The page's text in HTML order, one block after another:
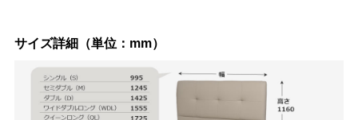
サイズ詳細（単位：mm）